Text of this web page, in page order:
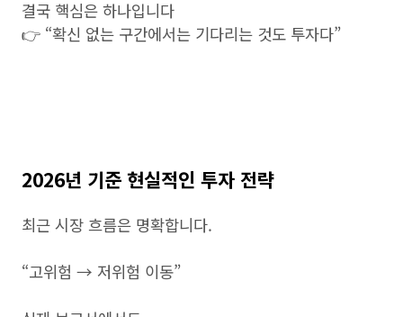
결국 핵심은 하나입니다
👉 “확신 없는 구간에서는 기다리는 것도 투자다”
2026년 기준 현실적인 투자 전략
최근 시장 흐름은 명확합니다.
“고위험 → 저위험 이동”